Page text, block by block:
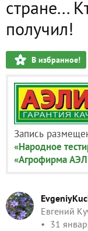
стране...
получил!
В избранное!
Запись
«Народное
«Агрофирма
Евгений
31